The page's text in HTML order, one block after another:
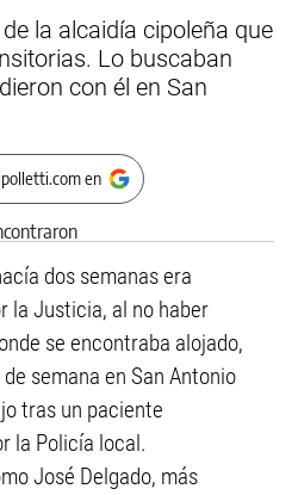
la alcaidía cipoleña que
Lo buscaban
con él en San
en
dos semanas era
la Justicia, al no haber
se encontraba alojado,
semana en San Antonio
tras un paciente
la Policía local.
José Delgado, más